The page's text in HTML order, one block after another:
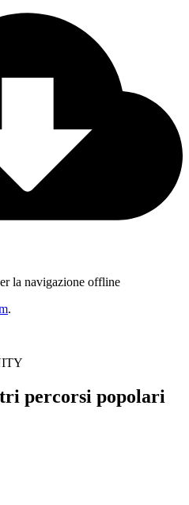
la navigazione offline
.
percorsi popolari